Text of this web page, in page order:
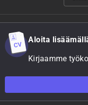
Aloita
Kirjaamme